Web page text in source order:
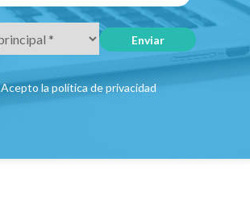
Acepto lapolítica de privacidad